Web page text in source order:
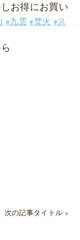
お得にお買い
#九雲 #焚火 #ス
次の記事タイトル >